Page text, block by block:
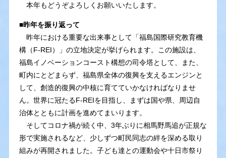
本年もどうぞよろしくお願いいたします。
■昨年を振り返って
昨年における重要な出来事として「福島国際研究教育機
構（F-REI）」の立地決定が挙げられます。この施設は、
福島イノベーションコースト構想の司令塔として、また、
町内にとどまらず、福島県全体の復興を支えるエンジンと
して、創造的復興の中核に育てていかなければなりませ
ん。世界に冠たるF-REIを目指し、まずは国や県、周辺自
治体とともに計画を進めてまいります。
そしてコロナ禍が続く中、3年ぶりに相馬野馬追が正規な
形で実施されるなど、少しずつ町民同志の絆を深める取り
組みが再開されました。子ども達との運動会や十日市祭り